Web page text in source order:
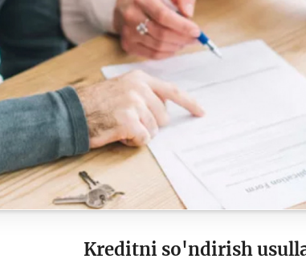
Kreditni so'ndirish